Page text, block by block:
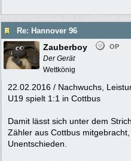
Re: Hannover 96
Zauberboy OP
Der Gerät
Wettkönig
22.02.2016 / Nachwuchs,
U19 spielt 1:1 in Cottbus
Damit lässt sich unter dem
Zähler aus Cottbus
Unentschieden.